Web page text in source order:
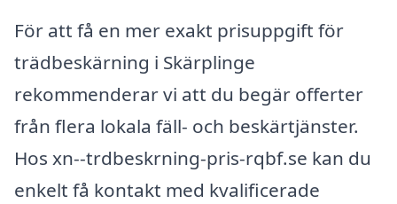
För att få en mer exakt prisuppgift för
trädbeskärning i Skärplinge
rekommenderar vi att du begär offerter
från flera lokala fäll- och beskärtjänster.
Hos xn--trdbeskrning-pris-rqbf.se kan du
enkelt få kontakt med kvalificerade